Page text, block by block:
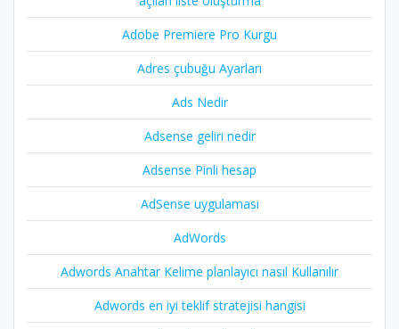
Adobe Premiere Pro Kurgu
Adres çubuğu Ayarları
Ads Nedir
Adsense geliri nedir
Adsense Pinli hesap
AdSense uygulaması
AdWords
Adwords Anahtar Kelime planlayıcı nasıl Kullanılır
Adwords en iyi teklif stratejisi hangisi